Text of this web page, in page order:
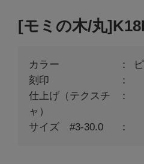
[モミの木/丸
カラー
刻印
仕上げ（テクスチ
ャ）
サイズ #3-30.0